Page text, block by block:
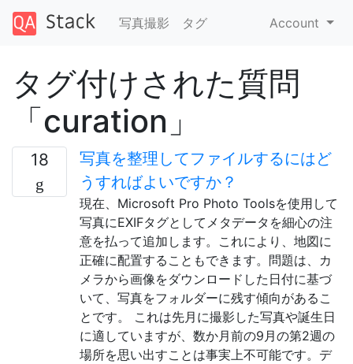
写真撮影 タグ Account
タグ付けされた質問
「curation」
18
写真を整理してファイルするにはど
うすればよいですか？
現在、Microsoft Pro Photo Toolsを使用して
写真にEXIFタグとしてメタデータを細心の注
意を払って追加します。これにより、地図に
正確に配置することもできます。問題は、カ
メラから画像をダウンロードした日付に基づ
いて、写真をフォルダーに残す傾向があるこ
とです。 これは先月に撮影した写真や誕生日
に適していますが、数か月前の9月の第2週の
場所を思い出すことは事実上不可能です。デ